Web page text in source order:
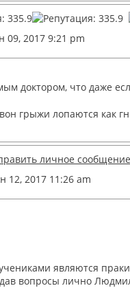
09, 2017 9:21 pm
доктором, что даже
грыжи лопаются как
12, 2017 11:26 am
являются
вопросы лично